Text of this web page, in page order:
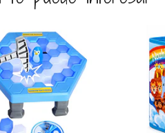
Ver detalles